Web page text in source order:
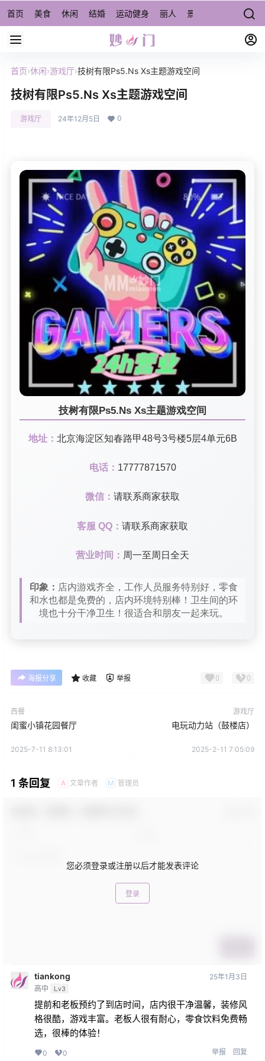
首页 美食 休闲 结婚 运动健身 丽人 景点/周边游 宠物
首页›休闲›游戏厅›技树有限Ps5.Ns Xs主题游戏空间
技树有限Ps5.Ns Xs主题游戏空间
游戏厅 24年12月5日 0
技树有限Ps5.Ns Xs主题游戏空间
地址： 北京海淀区知春路甲48号3号楼5层4单元6B
电话： 17777871570
微信： 请联系商家获取
客服 QQ： 请联系商家获取
营业时间： 周一至周日全天
印象： 店内游戏齐全，工作人员服务特别好，零食
和水也都是免费的，店内环境特别棒！卫生间的环
境也十分干净卫生！很适合和朋友一起来玩。
海报分享 收藏 举报 0 0
西餐
闺蜜小镇花园餐厅
2025-7-11 8:13:01
游戏厅
电玩动力站（鼓楼店）
2025-2-11 7:05:09
1 条回复 A 文章作者 M 管理员
您必须登录或注册以后才能发表评论
登录
tiankong
高中 Lv3
25年1月3日
提前和老板预约了到店时间，店内很干净温馨，装修风
格很酷，游戏丰富。老板人很有耐心，零食饮料免费畅
选，很棒的体验！
0 0 举报 回复